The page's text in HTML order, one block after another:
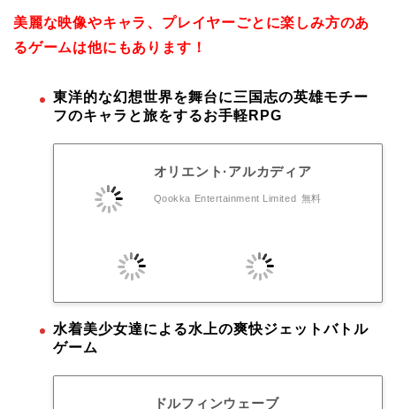
美麗な映像やキャラ、プレイヤーごとに楽しみ方のあ
るゲームは他にもあります！
東洋的な幻想世界を舞台に三国志の英雄モチー
フのキャラと旅をするお手軽RPG
オリエント·アルカディア
Qookka Entertainment Limited 無料
水着美少女達による水上の爽快ジェットバトル
ゲーム
ドルフィンウェーブ